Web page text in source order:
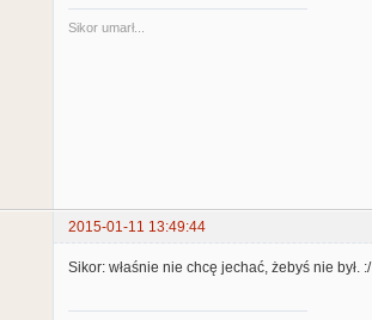
Sikor umarł...
2015-01-11 13:49:44
Sikor: właśnie nie chcę jechać, żebyś nie był. :/